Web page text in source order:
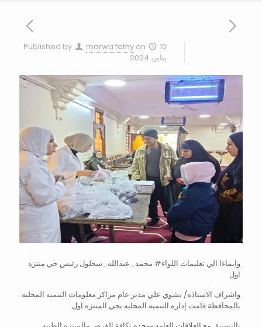
Published by marwa fathy on
10
يناير، 2024
وايماءا الي تعليمات اللواء# محمد_عبدالله_سحلول رئيس حي منتزه
اول
واشراف الاستاذه/ نشوي علي مدير عام مراكز معلومات التنميه المحليه
بالمحافظة قامت إداره التنمبه المحليه بحي المنتزه اول